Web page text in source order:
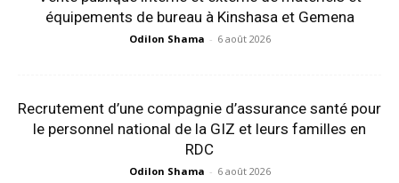
équipements de bureau à Kinshasa et Gemena
Odilon Shama - 6 août 2026
Recrutement d’une compagnie d’assurance santé pour
le personnel national de la GIZ et leurs familles en
RDC
Odilon Shama - 6 août 2026